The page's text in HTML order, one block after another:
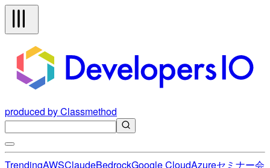
produced by Classmethod
TrendingAWSClaudeBedrockGoogle CloudAzureセミナー会